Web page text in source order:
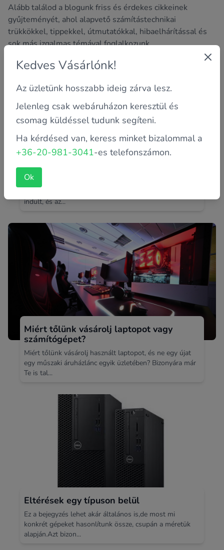
Alább találod a blogunk friss és érdekes cikkeinek
gyűjteményét, ahol alapvető számítástechnikai
trükkökkel, tippekkel, útmutatókkal, hibaelhárítással és
sok más izgalmas témával foglalkozunk.
Az Apple világa
Bizonyára az Apple vállalatot nem kell Neked sem
indult, és az...
Miért tőlünk vásárolj laptopot vagy
számítógépet?
Miért tőlünk vásárolj használt laptopot, és ne egy újat
egy műszaki áruházlánc egyik üzletében? Bizonyára már
Te is tal...
Eltérések egy típuson belül
Ez a bejegyzés lehet akár általános is,de most mi
konkrét gépeket hasonlítunk össze, csupán a méretük
alapján.Azt bizon...
Kedves Vásárlónk!
Az üzletünk hosszabb ideig zárva lesz.
Jelenleg csak webáruházon keresztül és
csomag küldéssel tudunk segíteni.
Ha kérdésed van, keress minket bizalommal a
+36-20-981-3041-es telefonszámon.
Ok